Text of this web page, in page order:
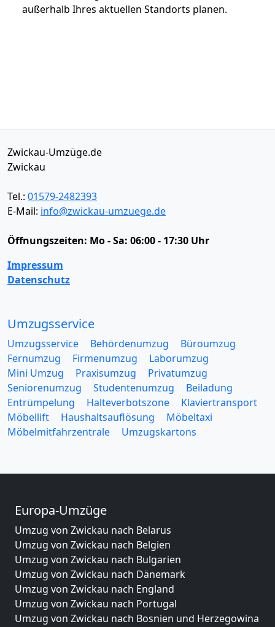
außerhalb Ihres aktuellen Standorts planen.
Zwickau-Umzüge.de
Zwickau
Tel.: 01579-2482393
E-Mail: info@zwickau-umzuege.de
Öffnungszeiten: Mo - Sa: 06:00 - 17:30 Uhr
Impressum
Datenschutz
Umzugsservice
Umzugsservice Behördenumzug
Büroumzug
Fernumzug
Firmenumzug
Laborumzug
Mini Umzug
Praxisumzug
Privatumzug
Seniorenumzug
Studentenumzug
Beiladung
Entrümpelung
Halteverbotszone
Klaviertransport
Möbellift
Haushaltsauflösung
Möbeltaxi
Möbelmitfahrzentrale
Umzugskartons
Europa-Umzüge
Umzug von Zwickau nach Belarus
Umzug von Zwickau nach Belgien
Umzug von Zwickau nach Bulgarien
Umzug von Zwickau nach Dänemark
Umzug von Zwickau nach England
Umzug von Zwickau nach Portugal
Umzug von Zwickau nach Bosnien und Herzegowina